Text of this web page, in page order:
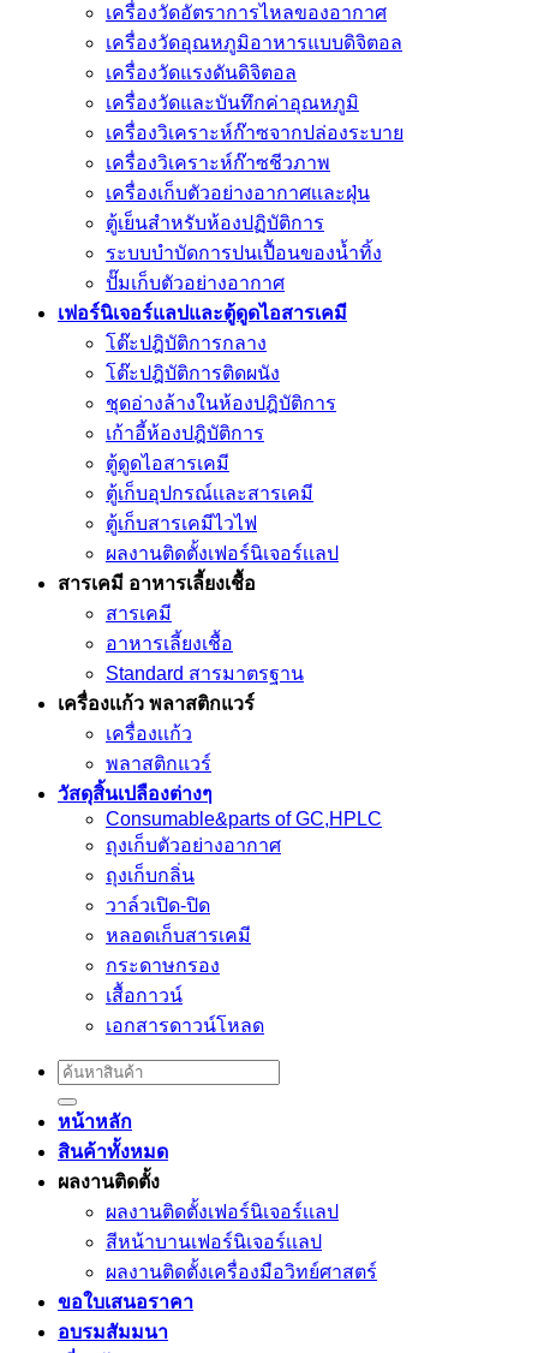
เครื่องวัดอัตราการไหลของอากาศ
เครื่องวัดอุณหภูมิอาหารแบบดิจิตอล
เครื่องวัดแรงดันดิจิตอล
เครื่องวัดและบันทึกค่าอุณหภูมิ
เครื่องวิเคราะห์ก๊าซจากปล่องระบาย
เครื่องวิเคราะห์ก๊าซชีวภาพ
เครื่องเก็บตัวอย่างอากาศเเละฝุ่น
ตู้เย็นสำหรับห้องปฏิบัติการ
ระบบบำบัดการปนเปื้อนของน้ำทิ้ง
ปั๊มเก็บตัวอย่างอากาศ
เฟอร์นิเจอร์แลปและตู้ดูดไอสารเคมี
โต๊ะปฎิบัติการกลาง
โต๊ะปฎิบัติการติดผนัง
ชุดอ่างล้างในห้องปฎิบัติการ
เก้าอี้ห้องปฎิบัติการ
ตู้ดูดไอสารเคมี
ตู้เก็บอุปกรณ์เเละสารเคมี
ตู้เก็บสารเคมีไวไฟ
ผลงานติดตั้งเฟอร์นิเจอร์เเลป
สารเคมี อาหารเลี้ยงเชื้อ
สารเคมี
อาหารเลี้ยงเชื้อ
Standard สารมาตรฐาน
เครื่องเเก้ว พลาสติกแวร์
เครื่องเเก้ว
พลาสติกแวร์
วัสดุสิ้นเปลืองต่างๆ
Consumable&parts of GC,HPLC
ถุงเก็บตัวอย่างอากาศ
ถุงเก็บกลิ่น
วาล์วเปิด-ปิด
หลอดเก็บสารเคมี
กระดาษกรอง
เสื้อกาวน์
เอกสารดาวน์โหลด
Search
for:
หน้าหลัก
สินค้าทั้งหมด
ผลงานติดตั้ง
ผลงานติดตั้งเฟอร์นิเจอร์เเลป
สีหน้าบานเฟอร์นิเจอร์เเลป
ผลงานติดตั้งเครื่องมือวิทย์ศาสตร์
ขอใบเสนอราคา
อบรมสัมมนา